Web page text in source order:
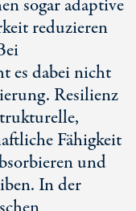
sogar adaptive
reduzieren
es dabei nicht
Resilienz
Fähigkeit
und
In der